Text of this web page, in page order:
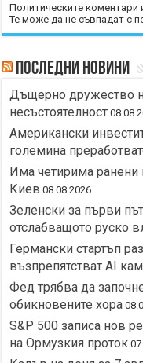
Политическите коментари
Те може да не съвпадат с
Последни новини
Дъщерно дружество
несъстоятелност
Американски
големина
Има четирима ранени
Киев 08.08.2026
Зеленски за първи
отслабващото руско
Германски стартъп
възпрепятстват AI
Фед трябва да
обикновените хора
S&P 500 записа нов
на Ормузкия проток